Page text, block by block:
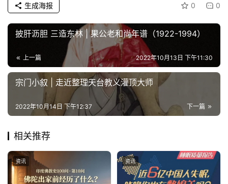
0 0
生成海报
披肝沥胆 三造东林 | 果公老和尚年谱（1922-1994）
上一篇 2022年10月13日 下午11:30
宗门小叙 | 走近整理天台教义灌顶大师
下一篇
2022年10月14日 下午12:37
相关推荐
资讯 资讯